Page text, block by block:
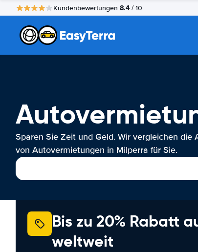
Kundenbewertungen 8.4 / 10
Sparen Sie Zeit und Geld. Wir vergleichen die
von Autovermietungen in Milperra für Sie.
Bis zu 20% Rabatt
weltweit